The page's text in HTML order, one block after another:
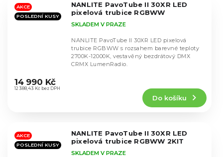
hvězdiček.
AKCE
POSLEDNÍ KUSY
NANLITE PavoTube II 30XR LED
pixelová trubice RGBWW
hodnocení
produktu
hvězdiček.
SKLADEM V PRAZE
12 388,43 Kč bez DPH
14 990 Kč
Do košíku
NANLITE PavoTube II 30XR LED pixelová
trubice RGBWW s rozsahem barevné teploty
2700K-12000K, vestavěný bezdrátový DMX
CRMX LumenRadio.
AKCE
POSLEDNÍ KUSY
NANLITE PavoTube II 30XR LED
pixelová trubice RGBWW 2KIT
SKLADEM V PRAZE